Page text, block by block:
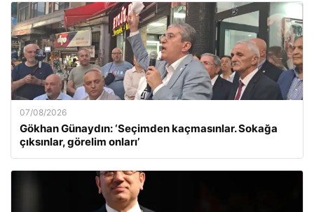
07/08/2026
Gökhan Günaydın: ‘Seçimden kaçmasınlar. Sokağa
çıksınlar, görelim onları’